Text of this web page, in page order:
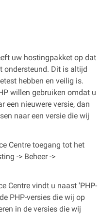
uw hostingpakket op dat
ondersteund. Dit is altijd
hebben en veilig is.
willen gebruiken omdat u
een nieuwere versie, dan
naar een versie die wij
Centre toegang tot het
-> Beheer ->
Centre vindt u naast 'PHP-
PHP-versies die wij op
in de versies die wij